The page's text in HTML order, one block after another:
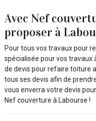
Avec Nef
proposer à
Pour tous vos travaux pour
spécialisée pour vos travaux
de devis pour refaire toiture
tous ses devis afin de
vous enverra votre devis
Nef couverture à Labourse !